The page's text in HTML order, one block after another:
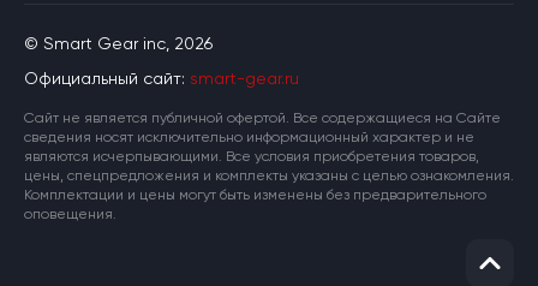
© Smart Gear inc, 2026
Официальный сайт: smart-gear.ru
Cайт не является публичной офертой. Все содержащиеся на Сайте
сведения носят исключительно информационный характер и не
являются исчерпывающими. Все условия приобретения товаров,
цены, спецпредложения и комплекты указаны с целью ознакомления.
Комплектации и цены могут быть изменены без предварительного
оповещения.